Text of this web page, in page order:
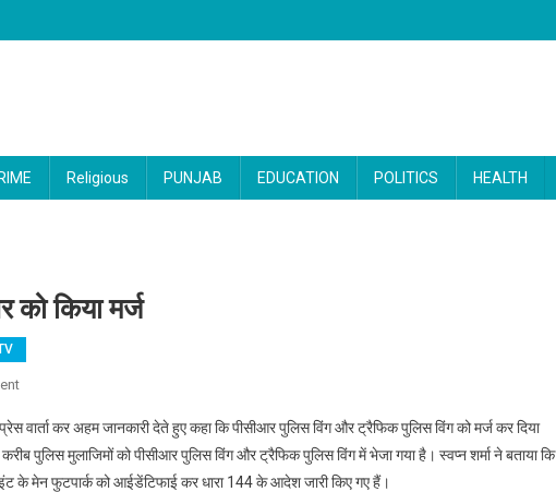
Religious PUNJAB EDUCATION POLITICS HEALTH
किया मर्ज
वार्ता कर अहम जानकारी देते हुए कहा कि पीसीआर पुलिस विंग और ट्रैफिक पुलिस विंग को मर्ज कर दिया
पुलिस मुलाजिमों को पीसीआर पुलिस विंग और ट्रैफिक पुलिस विंग में भेजा गया है। स्वप्न शर्मा ने बताया कि
के मेन फुटपार्क को आईडेंटिफाई कर धारा 144 के आदेश जारी किए गए हैं।